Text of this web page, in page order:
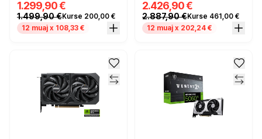
Gaming Pro 3Fan
1.299,90 €
1.499,90 €Kurse 200,00 €
12 muaj x 108,33 €
20GB Retail
2.426,90 €
2.887,90 €Kurse 461,00 €
12 muaj x 202,24 €